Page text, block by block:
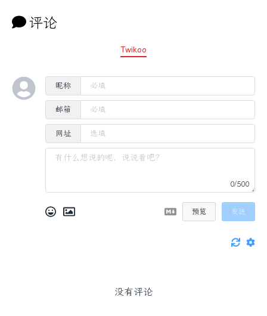
评论
Twikoo
昵称
邮箱
网址
0/500
预览 发送
没有评论